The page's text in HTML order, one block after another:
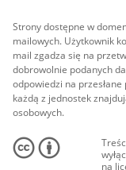
Strony dostępne w
mailowych. Użytkownik
mail zgadza się na
dobrowolnie podanych
odpowiedzi na
każdą z jednostek
osobowych.
na